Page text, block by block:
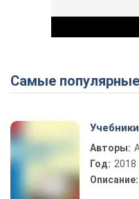
Самые
Авторы:
Год: 2018
Описание: